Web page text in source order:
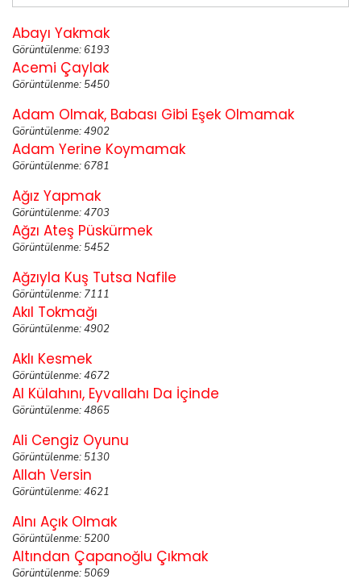
Abayı Yakmak
Görüntülenme: 6193
Acemi Çaylak
Görüntülenme: 5450
Adam Olmak, Babası Gibi Eşek Olmamak
Görüntülenme: 4902
Adam Yerine Koymamak
Görüntülenme: 6781
Ağız Yapmak
Görüntülenme: 4703
Ağzı Ateş Püskürmek
Görüntülenme: 5452
Ağzıyla Kuş Tutsa Nafile
Görüntülenme: 7111
Akıl Tokmağı
Görüntülenme: 4902
Aklı Kesmek
Görüntülenme: 4672
Al Külahını, Eyvallahı Da İçinde
Görüntülenme: 4865
Ali Cengiz Oyunu
Görüntülenme: 5130
Allah Versin
Görüntülenme: 4621
Alnı Açık Olmak
Görüntülenme: 5200
Altından Çapanoğlu Çıkmak
Görüntülenme: 5069